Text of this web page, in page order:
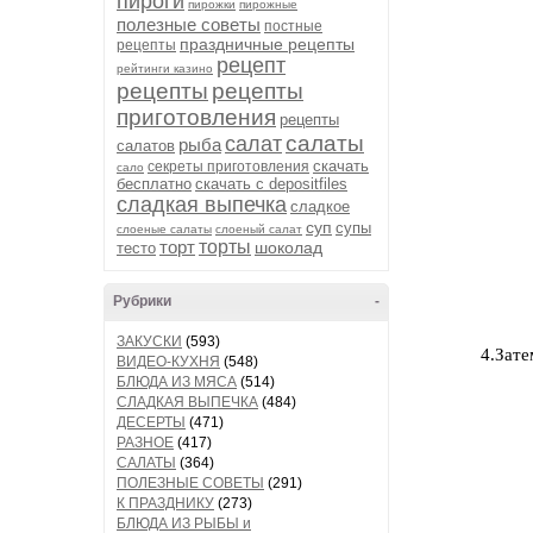
пирожки пирожные
полезные советы постные
рецепты праздничные рецепты
рейтинги казино рецепт
рецепты рецепты
приготовления рецепты
салатов рыбасалатсалаты
сало секреты приготовления скачать
бесплатно скачать с depositfiles
сладкая выпечка сладкое
слоеные салаты слоеный салат суп супы
тесто тортторты шоколад
-
Рубрики
ЗАКУСКИ (593)
ВИДЕО-КУХНЯ (548)
БЛЮДА ИЗ МЯСА (514)
СЛАДКАЯ ВЫПЕЧКА (484)
ДЕСЕРТЫ (471)
РАЗНОЕ (417)
САЛАТЫ (364)
ПОЛЕЗНЫЕ СОВЕТЫ (291)
К ПРАЗДНИКУ (273)
БЛЮДА ИЗ РЫБЫ и